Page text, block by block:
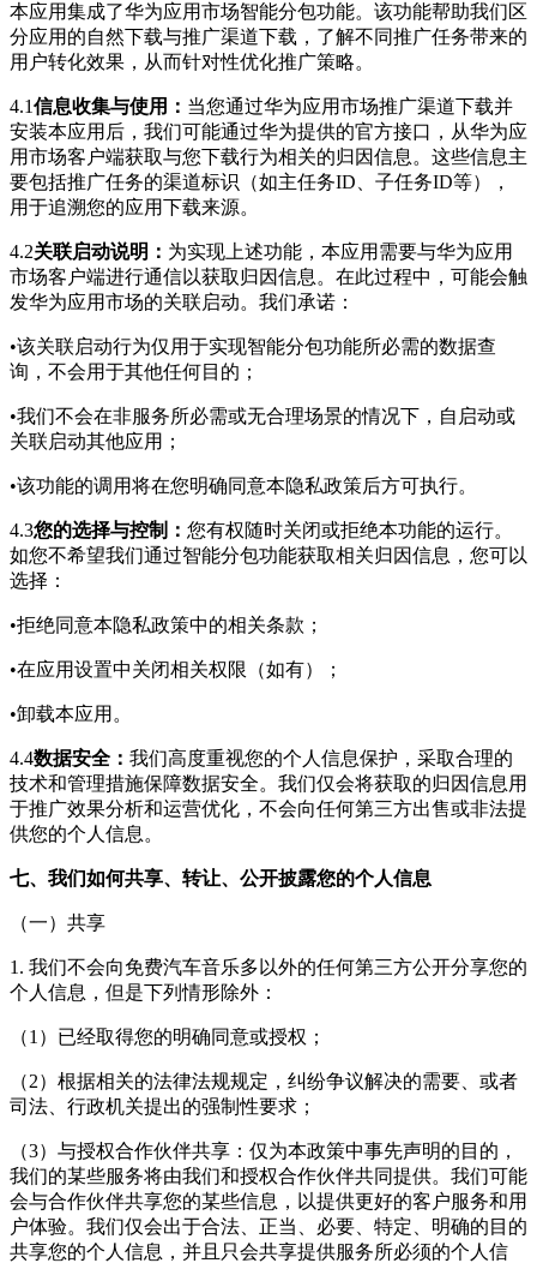
本应用集成了华为应用市场智能分包功能。该功能帮助我们区
分应用的自然下载与推广渠道下载，了解不同推广任务带来的
用户转化效果，从而针对性优化推广策略。
4.1信息收集与使用： 当您通过华为应用市场推广渠道下载并
安装本应用后，我们可能通过华为提供的官方接口，从华为应
用市场客户端获取与您下载行为相关的归因信息。这些信息主
要包括推广任务的渠道标识（如主任务ID、子任务ID等），
用于追溯您的应用下载来源。
4.2关联启动说明： 为实现上述功能，本应用需要与华为应用
市场客户端进行通信以获取归因信息。在此过程中，可能会触
发华为应用市场的关联启动。我们承诺：
•该关联启动行为仅用于实现智能分包功能所必需的数据查
询，不会用于其他任何目的；
•我们不会在非服务所必需或无合理场景的情况下，自启动或
关联启动其他应用；
•该功能的调用将在您明确同意本隐私政策后方可执行。
4.3您的选择与控制： 您有权随时关闭或拒绝本功能的运行。
如您不希望我们通过智能分包功能获取相关归因信息，您可以
选择：
•拒绝同意本隐私政策中的相关条款；
•在应用设置中关闭相关权限（如有）；
•卸载本应用。
4.4数据安全： 我们高度重视您的个人信息保护，采取合理的
技术和管理措施保障数据安全。我们仅会将获取的归因信息用
于推广效果分析和运营优化，不会向任何第三方出售或非法提
供您的个人信息。
七、我们如何共享、转让、公开披露您的个人信息
（一）共享
1. 我们不会向免费汽车音乐多 以外的任何第三方公开分享您的
个人信息，但是下列情形除外：
（1）已经取得您的明确同意或授权；
（2）根据相关的法律法规规定，纠纷争议解决的需要、或者
司法、行政机关提出的强制性要求；
（3）与授权合作伙伴共享：仅为本政策中事先声明的目的，
我们的某些服务将由我们和授权合作伙伴共同提供。我们可能
会与合作伙伴共享您的某些信息，以提供更好的客户服务和用
户体验。我们仅会出于合法、正当、必要、特定、明确的目的
共享您的个人信息，并且只会共享提供服务所必须的个人信